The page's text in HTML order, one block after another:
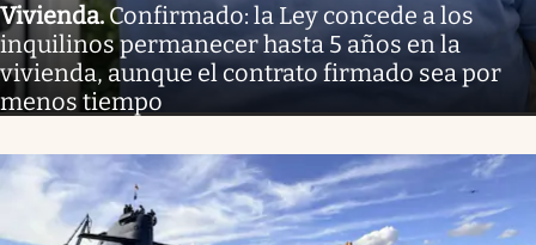
Vivienda.Confirmado: la Ley concede a los
inquilinos permanecer hasta 5 años en la
vivienda, aunque el contrato firmado sea por
menos tiempo